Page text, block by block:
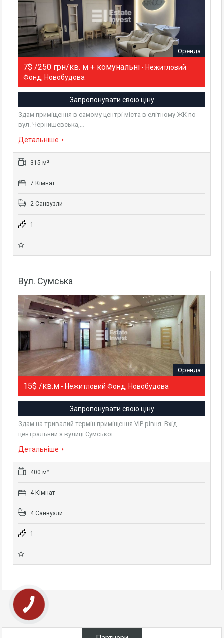
Оренда
7$ /250 грн/кв. м + комунальні - Нежитловий
Фонд, Новобудова
Запропонувати свою ціну
Здам приміщення в самому центрі міста в елітному ЖК по
вул. Чернишевська,…
Детальніше
315 м²
7 Кімнат
2 Санвузли
1
Вул. Сумська
Оренда
15$ /кв.м - Нежитловий Фонд, Новобудова
Запропонувати свою ціну
Здам на тривалий термін приміщення VIP рівня. Вхід
центральний з вулиці Сумської…
Детальніше
400 м²
4 Кімнат
4 Санвузли
1